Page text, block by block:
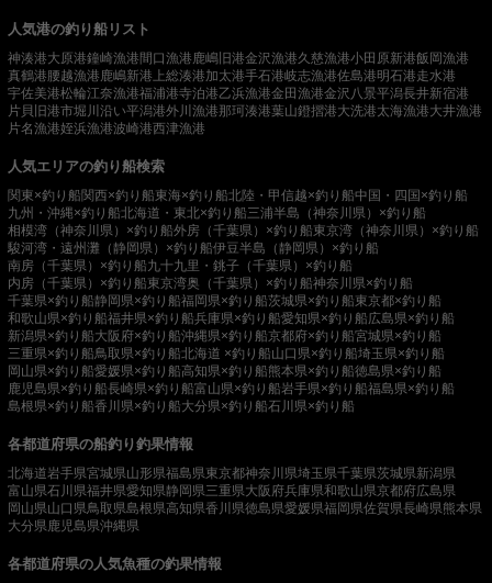
人気港の釣り船リスト
神湊港大原港鐘崎漁港間口漁港 鹿嶋旧港金沢漁港久慈漁港小田原新港飯岡漁港
真鶴港腰越漁港 鹿嶋新港 上総湊港加太港手石港岐志漁港佐島港明石港走水港
宇佐美港松輪江奈漁港福浦港寺泊港乙浜漁港金田漁港金沢八景平潟長井新宿港
片貝旧港市堀川沿い平潟港外川漁港那珂湊港葉山鐙摺港大洗港太海漁港大井漁港
片名漁港姪浜漁港波崎港西津漁港
人気エリアの釣り船検索
関東×釣り船関西×釣り船東海×釣り船北陸・甲信越×釣り船中国・四国×釣り船
九州・沖縄×釣り船北海道・東北×釣り船三浦半島（神奈川県）×釣り船
相模湾（神奈川県）×釣り船外房（千葉県）×釣り船東京湾（神奈川県）×釣り船
駿河湾・遠州灘（静岡県）×釣り船伊豆半島（静岡県）×釣り船
南房（千葉県）×釣り船九十九里・銚子（千葉県）×釣り船
内房（千葉県）×釣り船東京湾奥（千葉県）×釣り船神奈川県×釣り船
千葉県×釣り船静岡県×釣り船福岡県×釣り船茨城県×釣り船東京都×釣り船
和歌山県×釣り船福井県×釣り船兵庫県×釣り船愛知県×釣り船広島県×釣り船
新潟県×釣り船大阪府×釣り船沖縄県×釣り船京都府×釣り船宮城県×釣り船
三重県×釣り船鳥取県×釣り船北海道 ×釣り船山口県×釣り船埼玉県×釣り船
岡山県×釣り船愛媛県×釣り船高知県×釣り船熊本県×釣り船徳島県×釣り船
鹿児島県×釣り船長崎県×釣り船富山県×釣り船岩手県×釣り船福島県×釣り船
島根県×釣り船香川県×釣り船大分県×釣り船石川県×釣り船
各都道府県の船釣り釣果情報
北海道岩手県宮城県山形県福島県東京都神奈川県埼玉県千葉県茨城県新潟県
富山県石川県福井県愛知県静岡県三重県大阪府兵庫県和歌山県京都府広島県
岡山県山口県鳥取県島根県高知県香川県徳島県愛媛県福岡県佐賀県長崎県熊本県
大分県 鹿児島県沖縄県
各都道府県の人気魚種の釣果情報